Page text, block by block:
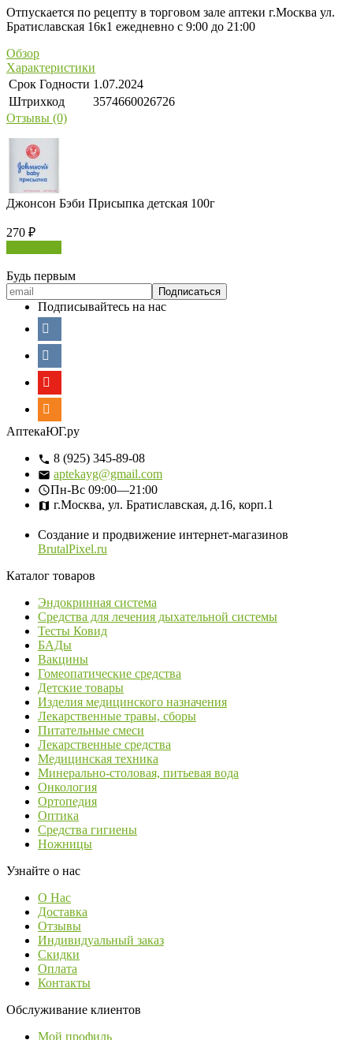
Отпускается по рецепту в торговом зале аптеки г.Москва ул.
Братиславская 16к1 ежедневно с 9:00 до 21:00
Обзор
Характеристики
Срок Годности 1.07.2024
Штрихкод
3574660026726
Отзывы (0)
Джонсон Бэби Присыпка детская 100г
270 ₽
Будь первым
Подписывайтесь на нас
АптекаЮГ.ру
8 (925) 345-89-08
aptekayg@gmail.com
Пн-Вс 09:00—21:00
г.Москва, ул. Братиславская, д.16, корп.1
Создание и продвижение интернет-магазинов
BrutalPixel.ru
Каталог товаров
Эндокринная система
Средства для лечения дыхательной системы
Тесты Ковид
БАДы
Вакцины
Гомеопатические средства
Детские товары
Изделия медицинского назначения
Лекарственные травы, сборы
Питательные смеси
Лекарственные средства
Медицинская техника
Минерально-столовая, питьевая вода
Онкология
Ортопедия
Оптика
Средства гигиены
Ножницы
Узнайте о нас
О Нас
Доставка
Отзывы
Индивидуальный заказ
Скидки
Оплата
Контакты
Обслуживание клиентов
Мой профиль